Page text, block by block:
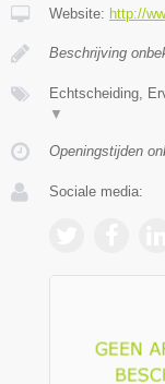
Website: http://
Beschrijving
Echtscheiding,
▼
Openingstijden
Sociale media: